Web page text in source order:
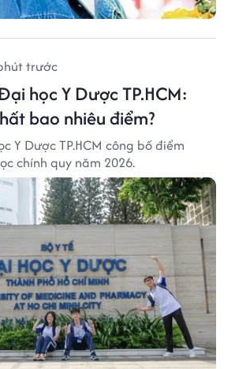
trước
học Y Dược TP.HCM:
bao nhiêu điểm?
Y Dược TP.HCM công bố điểm
chính quy năm 2026.